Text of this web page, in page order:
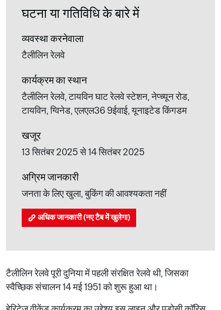
घटना या गतिविधि के बारे में
व्यवस्था करनेवाला
टैलीलिन रेलवे
कार्यक्रम का स्थान
टैलीलिन रेलवे, टायविन घाट रेलवे स्टेशन, नेप्च्यून रोड,
टायविन, ग्विनेड, एलएल36 9ईवाई, यूनाइटेड किंगडम
खजूर
13 सितंबर 2025 से 14 सितंबर 2025
अग्रिम जानकारी
जनता के लिए खुला, बुकिंग की आवश्यकता नहीं
अधिक जानकारी (नए टैब में खुलेगा)
टैलीलिन रेलवे पूरी दुनिया में पहली संरक्षित रेलवे थी, जिसका
स्वैच्छिक संचालन 14 मई 1951 को शुरू हुआ था।